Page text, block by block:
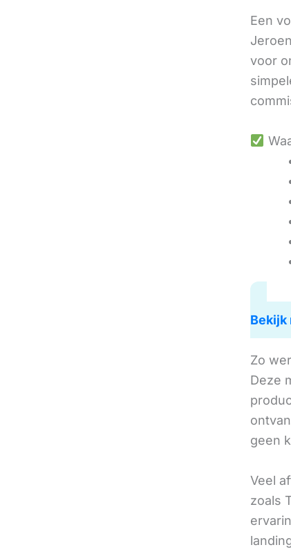
Een
voor
Bekijk
Zo
Deze
geen
Veel
zoals